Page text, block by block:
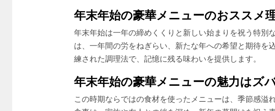
年末年始の豪華メニューのおススメ
年末年始は一年の締めくくりと新しい始まりを祝う特別
は、一年間の労をねぎらい、新たな年への希望と期待を
練された調理法で、記憶に残る味わいを提供します。
年末年始の豪華メニューの魅力はズ
この時期ならではの食材を使ったメニューは、季節感溢